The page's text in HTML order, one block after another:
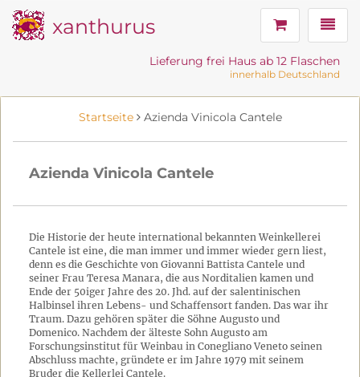
xanthurus
Lieferung frei Haus ab 12 Flaschen
innerhalb Deutschland
Startseite Azienda Vinicola Cantele
Azienda Vinicola Cantele
Die Historie der heute international bekannten Weinkellerei
Cantele ist eine, die man immer und immer wieder gern liest,
denn es die Geschichte von Giovanni Battista Cantele und
seiner Frau Teresa Manara, die aus Norditalien kamen und
Ende der 50iger Jahre des 20. Jhd. auf der salentinischen
Halbinsel ihren Lebens- und Schaffensort fanden. Das war ihr
Traum. Dazu gehören später die Söhne Augusto und
Domenico. Nachdem der älteste Sohn Augusto am
Forschungsinstitut für Weinbau in Conegliano Veneto seinen
Abschluss machte, gründete er im Jahre 1979 mit seinem
Bruder die Kellerlei Cantele.